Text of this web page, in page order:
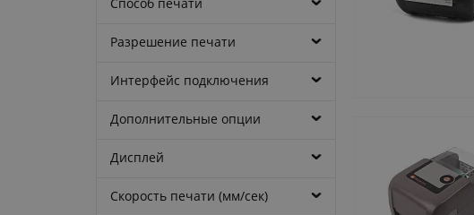
Атол
Разрешение печати
Интерфейс подключения
Дополнительные опции
Дисплей
Скорость печати (мм/сек)